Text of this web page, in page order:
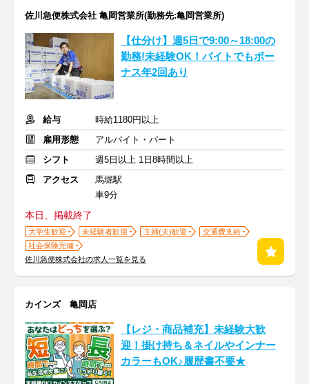
佐川急便株式会社 亀岡営業所(勤務先:亀岡営業所)
【仕分け】週5日で9:00～18:00の
勤務!未経験OK！バイトでもボー
ナス年2回あり
給与
時給1180円以上
雇用形態
アルバイト・パート
シフト
週5日以上 1日8時間以上
アクセス
馬堀駅
車9分
本日、掲載終了
大学生歓迎 未経験者歓迎 主婦(夫)歓迎
交通費支給
社会保険完備
佐川急便株式会社の求人一覧を見る
カインズ 亀岡店
【レジ・商品補充】未経験大歓
迎！掛け持ち＆ネイルやインナー
カラーもOK♪履歴書不要★